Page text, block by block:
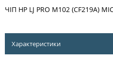
ЧІП HP LJ PRO M102 (CF219A)
Характеристики